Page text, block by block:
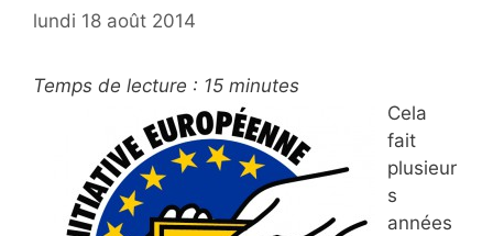
lundi 18 août 2014
Temps de lecture : 15 minutes
Cela
fait
plusieur
s
années